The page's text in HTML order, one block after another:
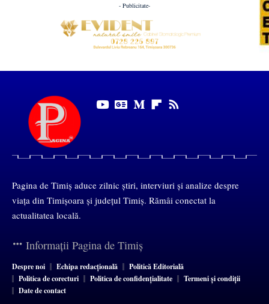
- Publicitate-
Pagina de Timiș aduce zilnic știri, interviuri și analize despre
viața din Timișoara și județul Timiș. Rămâi conectat la
actualitatea locală.
Informații Pagina de Timiș
Despre noi Echipa redacțională
Politică Editorială
Politica de corecturi
Politica de confidențialitate
Termeni și condiții
Date de contact